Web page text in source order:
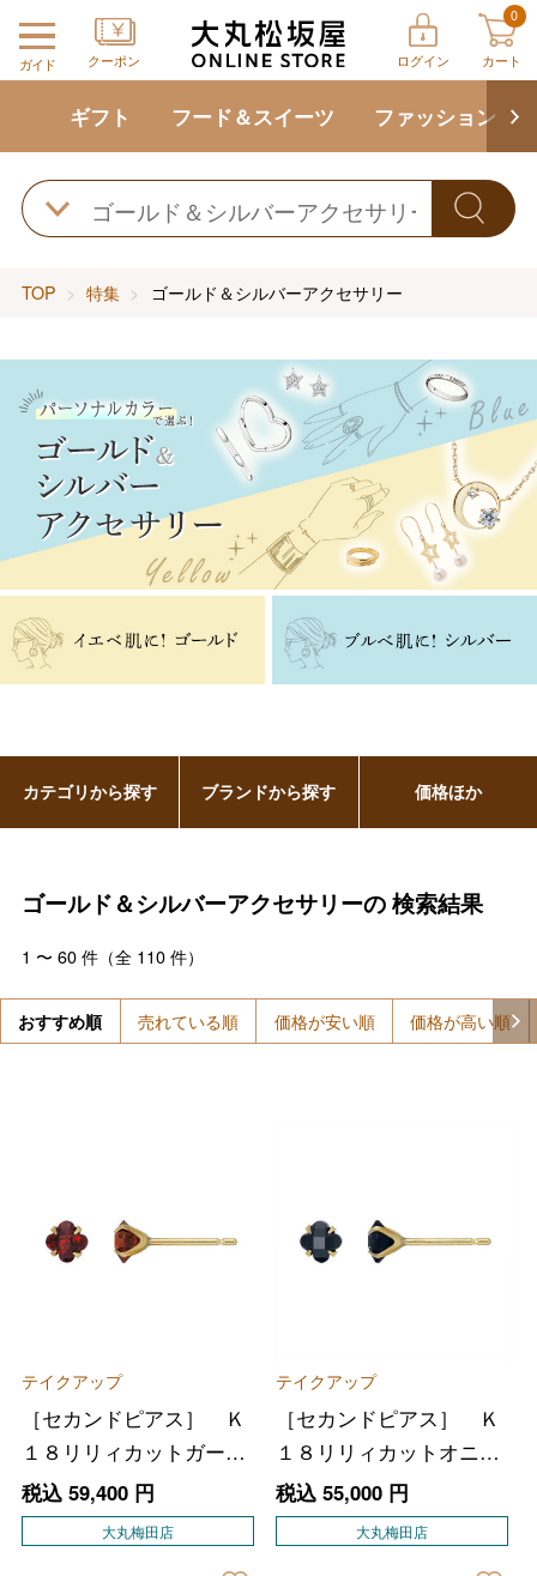
ガイド クーポン ログイン
0
カート
ギフト フード＆スイーツ ファッション
TOP 特集 ゴールド＆シルバーアクセサリー
ゴールド＆シルバーアクセサリーの検索結果
1 〜 60件（全 110件）
おすすめ順 売れている順 価格が安い順 価格が高い順
テイクアップ
［セカンドピアス］ Ｋ
１８リリィカットガーネ
ットピアス（ＹＧ）
税込 59,400円
大丸梅田店
テイクアップ
［セカンドピアス］ Ｋ
１８リリィカットオニキ
スピアス（ＹＧ）
税込 55,000円
大丸梅田店
カテゴリから探す ブランドから探す 価格ほか